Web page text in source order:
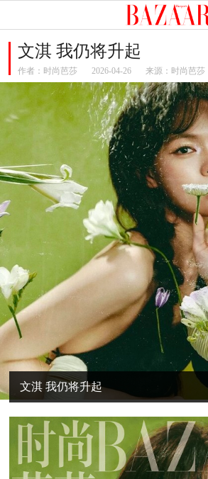
文淇 我仍将升起
作者： 时尚芭莎 2026-04-26 来源：时尚芭莎
文淇 我仍将升起